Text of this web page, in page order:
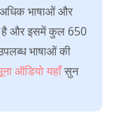
भाषाओं और
है और इसमें कुल 650
भाषाओं की
ऑडियो यहाँसुन